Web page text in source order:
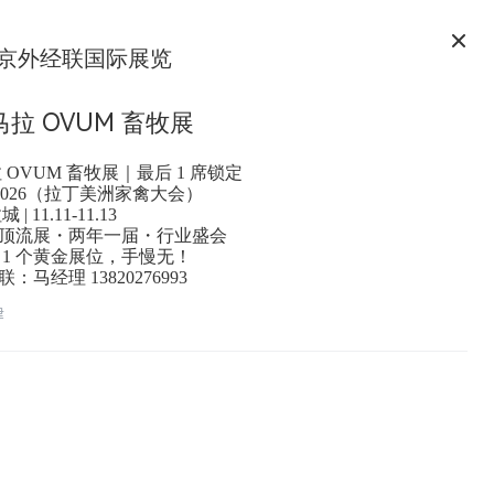
外经联国际展览
拉 OVUM 畜牧展
OVUM 畜牧展｜最后 1 席锁定
（拉丁美洲家禽大会）
| 11.11-11.13
流展・两年一届・行业盛会
个黄金展位，手慢无！
马经理 13820276993